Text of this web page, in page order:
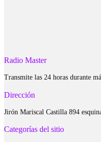
Radio Master
Transmite las 24 horas durante
Dirección
Jirón Mariscal Castilla 894
Categorías del sitio